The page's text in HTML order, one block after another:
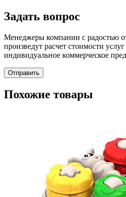
Задать вопрос
Менеджеры компании с радостью
произведут расчет стоимости
индивидуальное коммерческое
Отправить
Похожие товары